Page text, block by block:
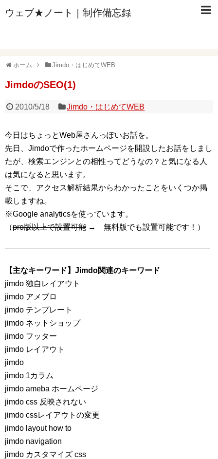
ウェブ★ノート｜制作備忘録
ホーム Jimdo・はじめてWEB
JimdoのSEO(1)
2010/5/18 Jimdo・はじめてWEB
今日はちょっとWeb屋さんっぽいお話を。
先日、Jimdoで作ったホームページを開設したお話をしまし
たが、検索エンジンとの相性ってどうなの？と気になる人
は気になると思います。
そこで、アクセス解析結果からわかったことをいくつか掲
載しますね。
※Google analyticsを使っています。
（pro版以上で設置可能 → 無料版でも設置可能です！）
【主なキーワード】Jimdo関連のキーワード
jimdo 独自レイアウト
jimdo アメブロ
jimdo テンプレート
jimdo ネットショップ
jimdo フッター
jimdo レイアウト
jimdo
jimdo 1カラム
jimdo ameba ホームページ
jimdo css 反映されない
jimdo cssレイアウトの変更
jimdo layout how to
jimdo navigation
jimdo カスタマイズ css